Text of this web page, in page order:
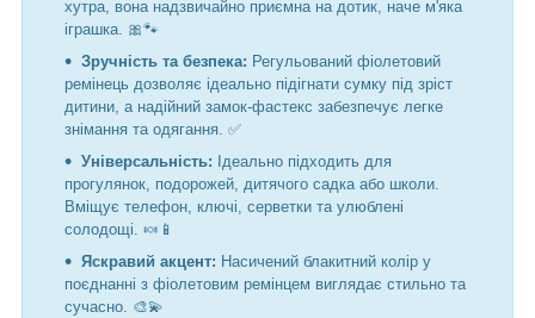
хутра, вона надзвичайно приємна на дотик, наче м'яка
іграшка. 🎀🐾
Зручність та безпека: Регульований фіолетовий
ремінець дозволяє ідеально підігнати сумку під зріст
дитини, а надійний замок-фастекс забезпечує легке
знімання та одягання. ✅
Універсальність: Ідеально підходить для
прогулянок, подорожей, дитячого садка або школи.
Вміщує телефон, ключі, серветки та улюблені
солодощі. 🍬📱
Яскравий акцент: Насичений блакитний колір у
поєднанні з фіолетовим ремінцем виглядає стильно та
сучасно. 🎨💫